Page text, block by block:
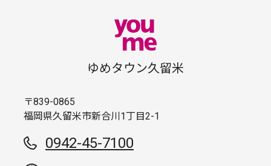
ゆめタウン久留米
〒839-0865
福岡県久留米市新合川1丁目2-1
0942-45-7100